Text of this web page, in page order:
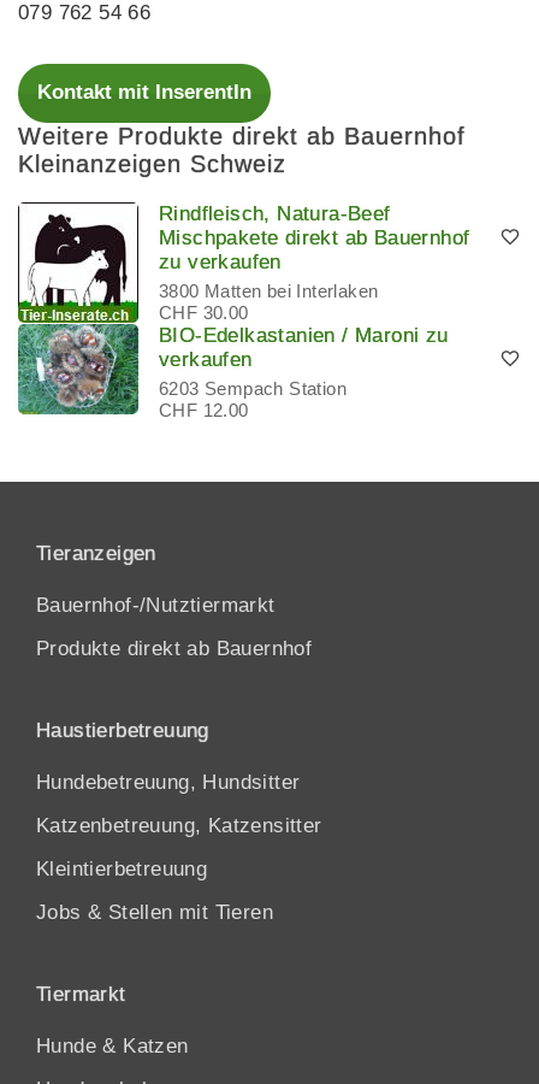
079 762 54 66
Kontakt mit InserentIn
Weitere Produkte direkt ab Bauernhof
Kleinanzeigen Schweiz
Rindfleisch, Natura-Beef
Mischpakete direkt ab Bauernhof
zu verkaufen
3800 Matten bei Interlaken
CHF 30.00
BIO-Edelkastanien / Maroni zu
verkaufen
6203 Sempach Station
CHF 12.00
Tieranzeigen
Bauernhof-/Nutztiermarkt
Produkte direkt ab Bauernhof
Haustierbetreuung
Hundebetreuung, Hundsitter
Katzenbetreuung, Katzensitter
Kleintierbetreuung
Jobs & Stellen mit Tieren
Tiermarkt
Hunde & Katzen